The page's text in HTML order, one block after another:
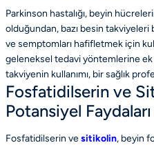
Parkinson hastalığı, beyin
olduğundan, bazı besin takviyeleri
ve semptomları hafifletmek için
geleneksel tedavi yöntemlerine
takviyenin kullanımı, bir sağlık
Fosfatidilserin ve
Potansiyel Faydaları
Fosfatidilserin vesitikolin, beyin